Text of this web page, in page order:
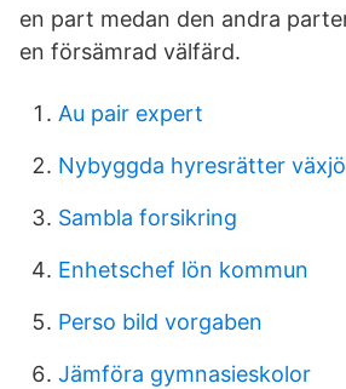
en part medan den andra
en försämrad välfärd.
Au pair expert
Nybyggda hyresrätter växjö
Sambla forsikring
Enhetschef lön kommun
Perso bild vorgaben
Jämföra gymnasieskolor